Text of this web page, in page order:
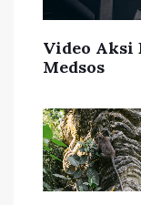
Video Aksi
Medsos